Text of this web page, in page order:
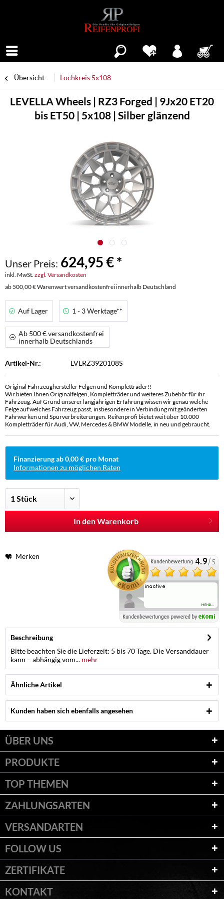
Übersicht Lochkreis 5x108
LEVELLA Wheels | RZ3 Forged | 9Jx20 ET20
bis ET50 | 5x108 | Silber glänzend
Unser Preis: 624,95 € *
inkl. MwSt. zzgl. Versandkosten
ab 500,00 € Warenwert versandkostenfrei innerhalb Deutschland
Auf Lager 1 - 3 Werktage**
Ab 500 € versandkostenfrei
innerhalb Deutschlands
Artikel-Nr.: LVLRZ3920108S
Original Fahrzeughersteller Felgen und Kompletträder!!
Wir bieten Ihnen Originalfelgen, Kompletträder und weiteres Zubehör für ihr
Fahrzeug. Auf Grund unserer langjährigen Erfahrung wissen wir genau welche
Felge auf welches Fahrzeug passt, insbesondere in Verbindung mit geänderten
Fahrwerken und Spurverbreiterungen. Reifenprofi bietet weit über 10.000
Kompletträder für Audi, VW, Mercedes & BMW Modelle, in neu und gebraucht.
Finanzierung ab 0,00 € pro Monat
Informationen zu möglichen Raten
In den Warenkorb
Merken
Beschreibung
Bitte beachten Sie die Lieferzeit: 5 bis 70 Tage. Die Versanddauer
kann – abhängig vom... mehr
Ähnliche Artikel
Kunden haben sich ebenfalls angesehen
ÜBER UNS
PRODUKTE
TOP THEMEN
ZAHLUNGSARTEN
VERSANDARTEN
FOLLOW US
ZERTIFIKATE
KONTAKT